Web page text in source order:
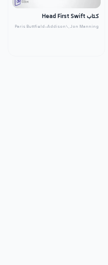
کتاب Head First Swift
Paris Buttfield-Addison\, Jon Manning